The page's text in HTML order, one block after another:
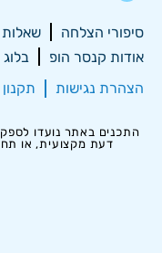
סיפורי הצלחה שאלות
אודות קנסר הופ
בלוג
הצהרת נגישות
תקנון
התכנים באתר נועדו
דעת מקצועית, או